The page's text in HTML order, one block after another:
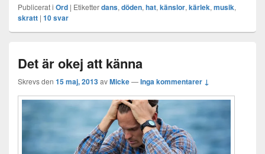
Publicerat i Ord | Etiketterdans, döden, hat, känslor, kärlek, musik,
skratt | 10svar
Det är okej att känna
Skrevs den 15 maj, 2013avMicke—Inga kommentarer ↓